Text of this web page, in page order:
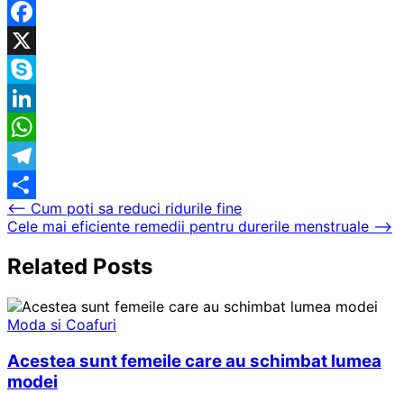
Facebook
X
Skype
LinkedIn
WhatsApp
Telegram
Partajează
Navigare
în
articole
⟵ Cum poti sa reduci ridurile fine
Cele mai eficiente remedii pentru durerile menstruale ⟶
Related Posts
Moda si Coafuri
Acestea sunt femeile care au schimbat lumea
modei